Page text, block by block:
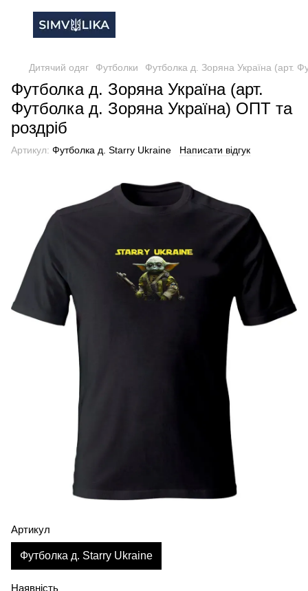
Дитячий одяг Футболки Футболка д. Зоряна Україна (арт.
Футболка д. Зоряна Україна (арт.
Футболка д. Зоряна Україна) ОПТ та
роздріб
Артикул: Футболка д. Starry Ukraine Написати відгук
Артикул
Футболка д. Starry Ukraine
Наявність